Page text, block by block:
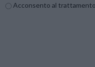
Acconsento al